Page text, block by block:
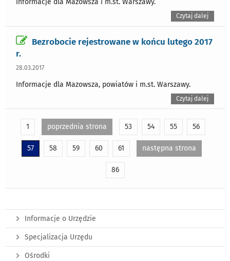
Informacje dla Mazowsza i m.st. Warszawy.
Czytaj dalej
Bezrobocie rejestrowane w końcu lutego 2017
r.
28.03.2017
Informacje dla Mazowsza, powiatów i m.st. Warszawy.
Czytaj dalej
1 poprzednia strona 53 54 55 56
57 58 59 60 61 następna strona
86
Informacje o Urzędzie
Specjalizacja Urzędu
Ośrodki